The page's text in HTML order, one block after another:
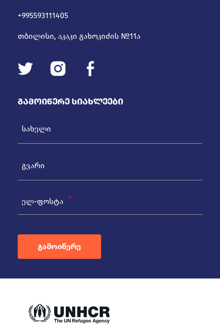
+995593111405
თბილისი, აკაკი გახოკიძის №11ა
Გამოიწერე Სიახლეები
ელ-ფოსტა
გამოიწერე